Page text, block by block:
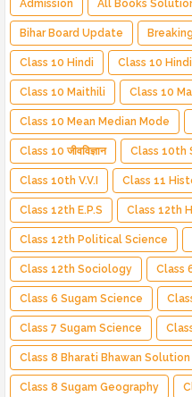
Admission All Books
Bihar Board Update
Class 10 Hindi Class 10
Class 10 Maithili Class 10
Class 10 Mean Median Mode
Class 10 जीवविज्ञान Class 10th
Class 10th V.V.I Class 11
Class 12th E.P.S Class 12th
Class 12th Political Science
Class 12th Sociology Class
Class 6 Sugam Science
Class 7 Sugam Science
Class 8 Bharati Bhawan Solution
Class 8 Sugam Geography